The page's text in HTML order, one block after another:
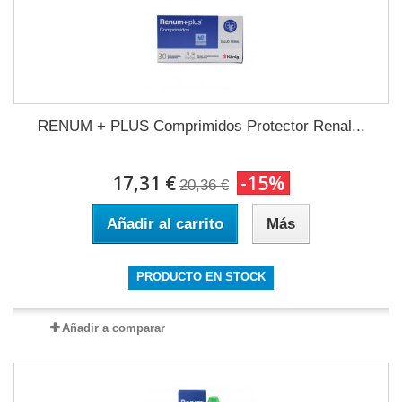
RENUM + PLUS Comprimidos Protector Renal...
17,31 € 20,36 € -15%
Añadir al carrito Más
PRODUCTO EN STOCK
Añadir a comparar